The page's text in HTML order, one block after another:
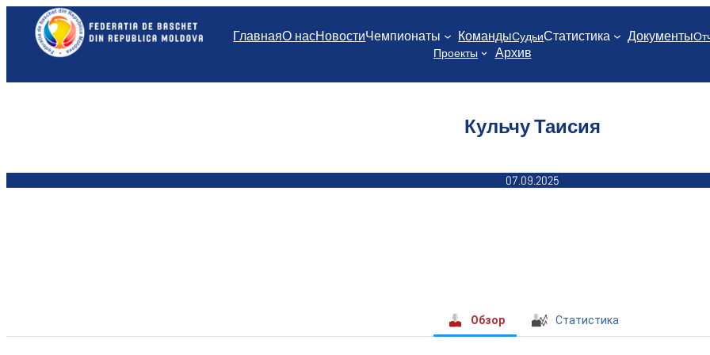
Перейти
содержимому
ГлавнаяО насНовостиЧемпионаты КомандыСудьиСтатистика Документы
Проекты
Архив
Кульчу Таисия
07.09.2025
Обзор Статистика